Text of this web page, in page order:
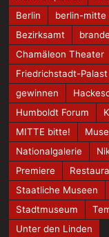
Berlin
berlin-mitte
Bezirksamt
Chamäleon Theater
Friedrichstadt-Palast
gewinnen
Humboldt Forum
MITTE bitte!
Nationalgalerie
Premiere
Staatliche Museen
Stadtmuseum
Unter den Linden